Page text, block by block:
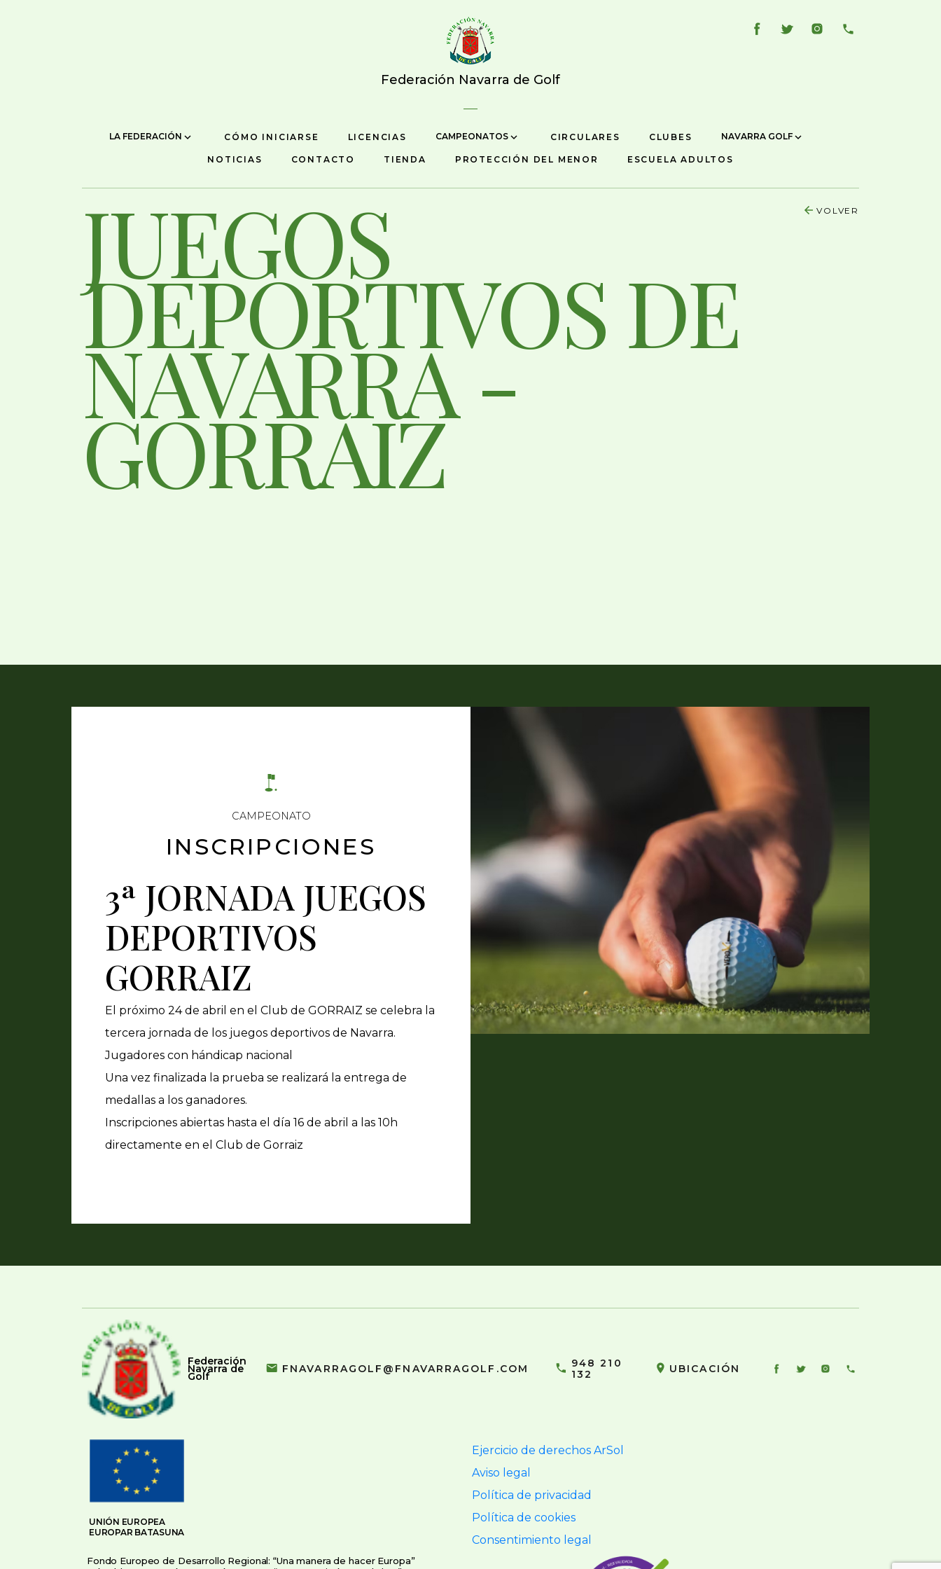
Federación Navarra de Golf
LA FEDERACIÓN CÓMO INICIARSE LICENCIAS CAMPEONATOS CIRCULARES CLUBES NAVARRA GOLF
NOTICIAS CONTACTO TIENDA PROTECCIÓN DEL MENOR ESCUELA ADULTOS
JUEGOS
DEPORTIVOS DE
NAVARRA -
GORRAIZ
VOLVER
CAMPEONATO
INSCRIPCIONES
3ª JORNADA JUEGOS
DEPORTIVOS
GORRAIZ
El próximo 24 de abril en el Club de GORRAIZ se celebra la
tercera jornada de los juegos deportivos de Navarra.
Jugadores con hándicap nacional
Una vez finalizada la prueba se realizará la entrega de
medallas a los ganadores.
Inscripciones abiertas hasta el día 16 de abril a las 10h
directamente en el Club de Gorraiz
Federación
Navarra de
Golf
FNAVARRAGOLF@FNAVARRAGOLF.COM
948 210
132
UBICACIÓN
UNIÓN EUROPEA
EUROPAR BATASUNA
Fondo Europeo de Desarrollo Regional: “Una manera de hacer Europa”
Ejercicio de derechos ArSol
Aviso legal
Política de privacidad
Política de cookies
Consentimiento legal